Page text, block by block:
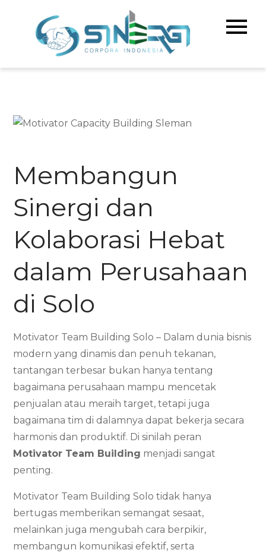
content
Membangun
Sinergi dan
Kolaborasi Hebat
dalam Perusahaan
di Solo
Motivator Team Building Solo – Dalam dunia bisnis
modern yang dinamis dan penuh tekanan,
tantangan terbesar bukan hanya tentang
bagaimana perusahaan mampu mencetak
penjualan atau meraih target, tetapi juga
bagaimana tim di dalamnya dapat bekerja secara
harmonis dan produktif. Di sinilah peran
Motivator Team Building menjadi sangat
penting.
Motivator Team Building Solo tidak hanya
bertugas memberikan semangat sesaat,
melainkan juga mengubah cara berpikir,
membangun komunikasi efektif, serta